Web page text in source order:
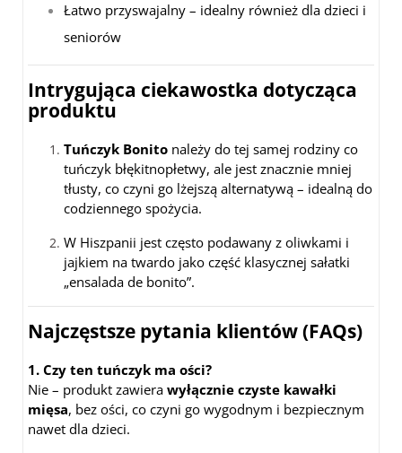
Łatwo przyswajalny – idealny również dla dzieci i
seniorów
Intrygująca ciekawostka dotycząca
produktu
Tuńczyk Bonito należy do tej samej rodziny co
tuńczyk błękitnopłetwy, ale jest znacznie mniej
tłusty, co czyni go lżejszą alternatywą – idealną do
codziennego spożycia.
W Hiszpanii jest często podawany z oliwkami i
jajkiem na twardo jako część klasycznej sałatki
„ensalada de bonito”.
Najczęstsze pytania klientów (FAQs)
1. Czy ten tuńczyk ma ości?
Nie – produkt zawiera wyłącznie czyste kawałki
mięsa, bez ości, co czyni go wygodnym i bezpiecznym
nawet dla dzieci.